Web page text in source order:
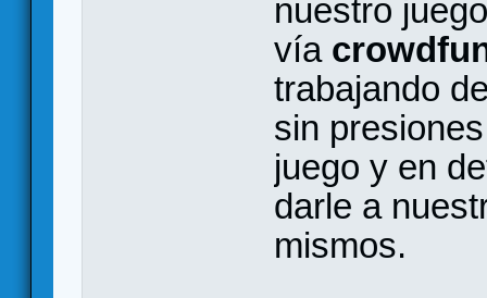
nuestro
vía
trabajando
sin
juego y en
darle a
mismos.